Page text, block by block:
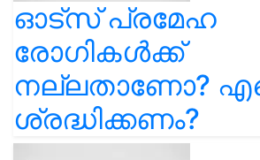
ഓട്സ് പ്രമേഹ
രോഗികൾക്ക്
നല്ലതാണോ?
ശ്രദ്ധിക്കണം?